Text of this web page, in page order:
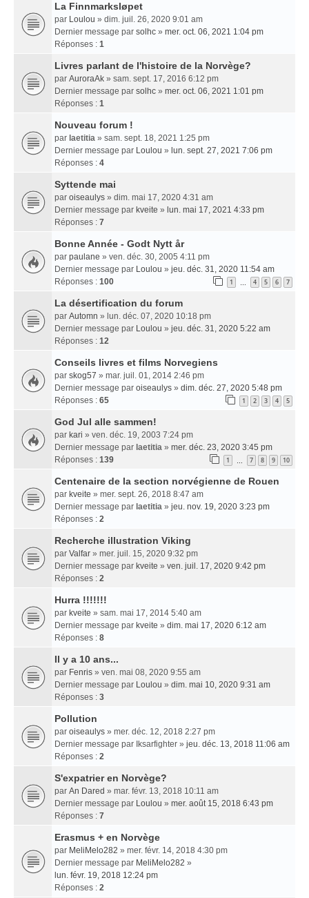
La Finnmarksløpet
par Loulou » dim. juil. 26, 2020 9:01 am
Dernier message par solhc » mer. oct. 06, 2021 1:04 pm
Réponses : 1
Livres parlant de l'histoire de la Norvège?
par AuroraAk » sam. sept. 17, 2016 6:12 pm
Dernier message par solhc » mer. oct. 06, 2021 1:01 pm
Réponses : 1
Nouveau forum !
par laetitia » sam. sept. 18, 2021 1:25 pm
Dernier message par Loulou » lun. sept. 27, 2021 7:06 pm
Réponses : 4
Syttende mai
par oiseaulys » dim. mai 17, 2020 4:31 am
Dernier message par kveite » lun. mai 17, 2021 4:33 pm
Réponses : 7
Bonne Année - Godt Nytt år
par paulane » ven. déc. 30, 2005 4:11 pm
Dernier message par Loulou » jeu. déc. 31, 2020 11:54 am
Réponses : 100 1 … 4 5 6 7
La désertification du forum
par Automn » lun. déc. 07, 2020 10:18 pm
Dernier message par Loulou » jeu. déc. 31, 2020 5:22 am
Réponses : 12
Conseils livres et films Norvegiens
par skog57 » mar. juil. 01, 2014 2:46 pm
Dernier message par oiseaulys » dim. déc. 27, 2020 5:48 pm
Réponses : 65 1 2 3 4 5
God Jul alle sammen!
par kari » ven. déc. 19, 2003 7:24 pm
Dernier message par laetitia » mer. déc. 23, 2020 3:45 pm
Réponses : 139 1 … 7 8 9 10
Centenaire de la section norvégienne de Rouen
par kveite » mer. sept. 26, 2018 8:47 am
Dernier message par laetitia » jeu. nov. 19, 2020 3:23 pm
Réponses : 2
Recherche illustration Viking
par Valfar » mer. juil. 15, 2020 9:32 pm
Dernier message par kveite » ven. juil. 17, 2020 9:42 pm
Réponses : 2
Hurra !!!!!!!
par kveite » sam. mai 17, 2014 5:40 am
Dernier message par kveite » dim. mai 17, 2020 6:12 am
Réponses : 8
Il y a 10 ans...
par Fenris » ven. mai 08, 2020 9:55 am
Dernier message par Loulou » dim. mai 10, 2020 9:31 am
Réponses : 3
Pollution
par oiseaulys » mer. déc. 12, 2018 2:27 pm
Dernier message par Iksarfighter » jeu. déc. 13, 2018 11:06 am
Réponses : 2
S'expatrier en Norvège?
par An Dared » mar. févr. 13, 2018 10:11 am
Dernier message par Loulou » mer. août 15, 2018 6:43 pm
Réponses : 7
Erasmus + en Norvège
par MeliMelo282 » mer. févr. 14, 2018 4:30 pm
Dernier message par MeliMelo282 »
lun. févr. 19, 2018 12:24 pm
Réponses : 2